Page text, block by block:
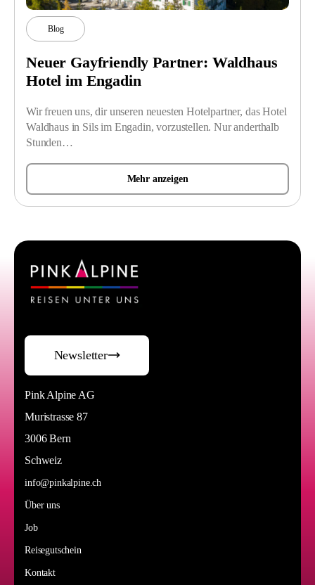
Blog
Neuer Gayfriendly Partner: Waldhaus
Hotel im Engadin
Wir freuen uns, dir unseren neuesten Hotelpartner, das Hotel
Waldhaus in Sils im Engadin, vorzustellen. Nur anderthalb
Stunden…
Mehr anzeigen
Newsletter
Pink Alpine AG
Muristrasse 87
3006 Bern
Schweiz
info@pinkalpine.ch
Über uns
Job
Reisegutschein
Kontakt